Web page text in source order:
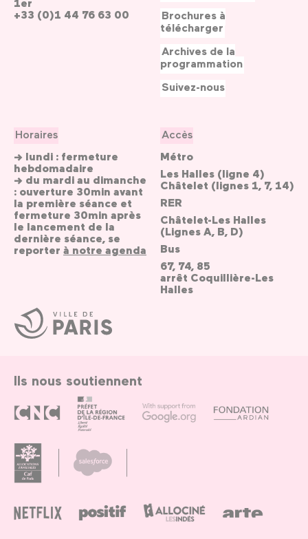
Ville
de
Paris
1er
+33 (0)1 44 76 63 00
Horaires
→ lundi : fermeture
hebdomadaire
→ du mardi au dimanche
: ouverture 30min avant
la première séance et
fermeture 30min après
le lancement de la
dernière séance, se
reporter à notre agenda
Accès
Métro
Les Halles (ligne 4)
Châtelet (lignes 1, 7, 14)
RER
Châtelet-Les Halles
(Lignes A, B, D)
Bus
67, 74, 85
arrêt Coquillière-Les
Halles
Brochures à
télécharger
Archives de la
programmation
Suivez-nous
Ils nous soutiennent